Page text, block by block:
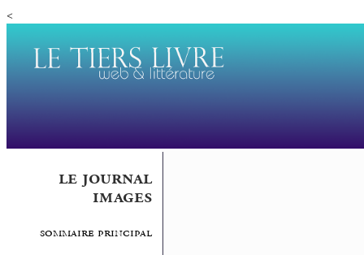
<
le journal
images
sommaire principal